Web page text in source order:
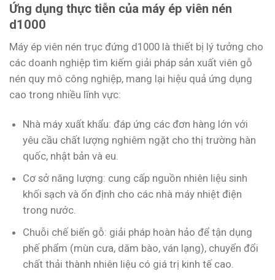
Ứng dụng thực tiễn của máy ép viên nén
d1000
Máy ép viên nén trục đứng d1000 là thiết bị lý tưởng cho
các doanh nghiệp tìm kiếm giải pháp sản xuất viên gỗ
nén quy mô công nghiệp, mang lại hiệu quả ứng dụng
cao trong nhiều lĩnh vực:
Nhà máy xuất khẩu: đáp ứng các đơn hàng lớn với
yêu cầu chất lượng nghiêm ngặt cho thị trường hàn
quốc, nhật bản và eu.
Cơ sở năng lượng: cung cấp nguồn nhiên liệu sinh
khối sạch và ổn định cho các nhà máy nhiệt điện
trong nước.
Chuỗi chế biến gỗ: giải pháp hoàn hảo để tận dụng
phế phẩm (mùn cưa, dăm bào, ván lạng), chuyển đổi
chất thải thành nhiên liệu có giá trị kinh tế cao.